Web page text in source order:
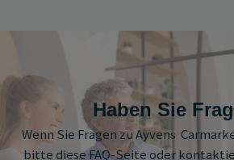
Haben Sie
Wenn Sie Fragen zu Ayvens
bitte diese FAQ-Seite oder